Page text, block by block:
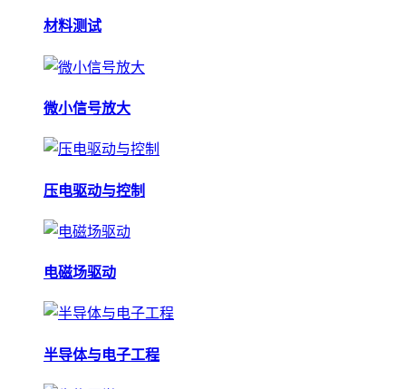
材料测试
微小信号放大
压电驱动与控制
电磁场驱动
半导体与电子工程